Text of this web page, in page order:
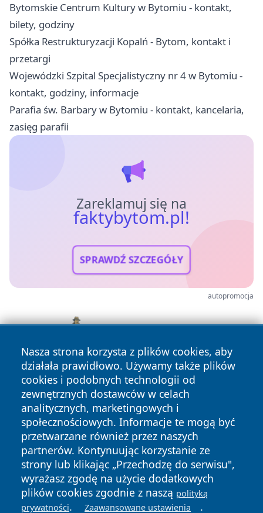
Bytomskie Centrum Kultury w Bytomiu - kontakt,
bilety, godziny
Spółka Restrukturyzacji Kopalń - Bytom, kontakt i
przetargi
Wojewódzki Szpital Specjalistyczny nr 4 w Bytomiu -
kontakt, godziny, informacje
Parafia św. Barbary w Bytomiu - kontakt, kancelaria,
zasięg parafii
Zareklamuj się na
faktybytom.pl!
SPRAWDŹ SZCZEGÓŁY
autopromocja
Nasza strona korzysta z plików cookies, aby
działała prawidłowo. Używamy także plików
cookies i podobnych technologii od
zewnętrznych dostawców w celach
analitycznych, marketingowych i
społecznościowych. Informacje te mogą być
przetwarzane również przez naszych
partnerów. Kontynuując korzystanie ze
strony lub klikając „Przechodzę do serwisu",
wyrażasz zgodę na użycie dodatkowych
plików cookies zgodnie z naszą polityką
prywatności. Zaawansowane ustawienia .
Copyright © 2026 faktybytom.pl Wszystkie prawa zastrzeżone.
News Autorzy
Polityka
Polityka